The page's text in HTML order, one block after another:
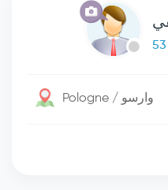
Pologne / وارسو